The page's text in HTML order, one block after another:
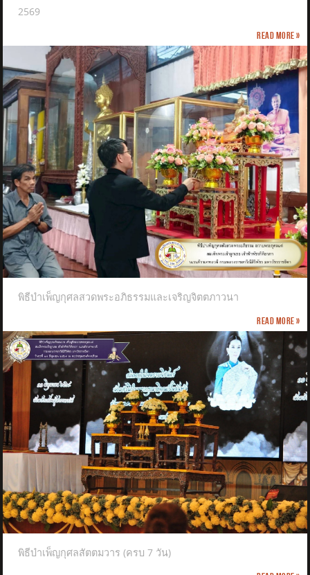
2569
Read more »
พิธีบำเพ็ญกุศลสวดพระอภิธรรมและเจริญจิตตภาวนา
Read more »
พิธีบำเพ็ญกุศลสัตตมวาร (ครบ 7 วัน)